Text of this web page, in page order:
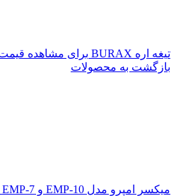
تیغه اره BURAX
برای مشاهده
بازگشت به محصولات
میکسر امپرو مدل‌ EMP-10 و EMP-7